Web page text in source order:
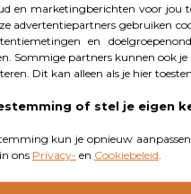
en marketingberichten voor jou
advertentiepartners gebruiken
en
Sommige partners kunnen ook
Dit kan alleen als je hier
of stel je eigen
kun je opnieuw
ons Privacy- en Cookiebeleid
licht in de duisternis
kan in het centrum van
en beeld. Denk aan
tot filmdoek.
wandelen. De